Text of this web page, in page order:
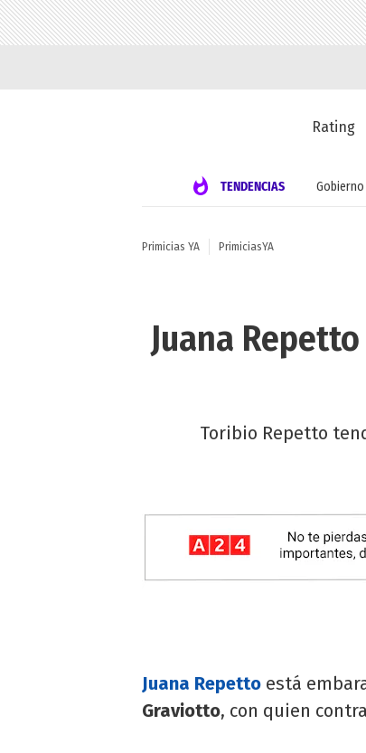
Rating
TENDENCIAS Gobierno
Primicias YA PrimiciasYA
Juana
Toribio Repetto
Juana Repetto está
Graviotto, con quien